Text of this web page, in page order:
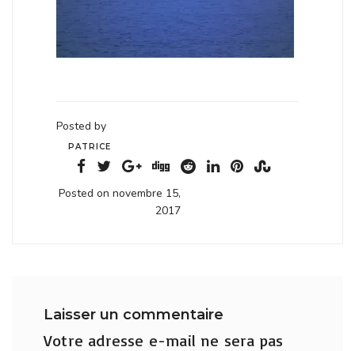
Posted by
PATRICE
Posted on novembre 15,
2017
Laisser un commentaire
Votre adresse e-mail ne sera pas